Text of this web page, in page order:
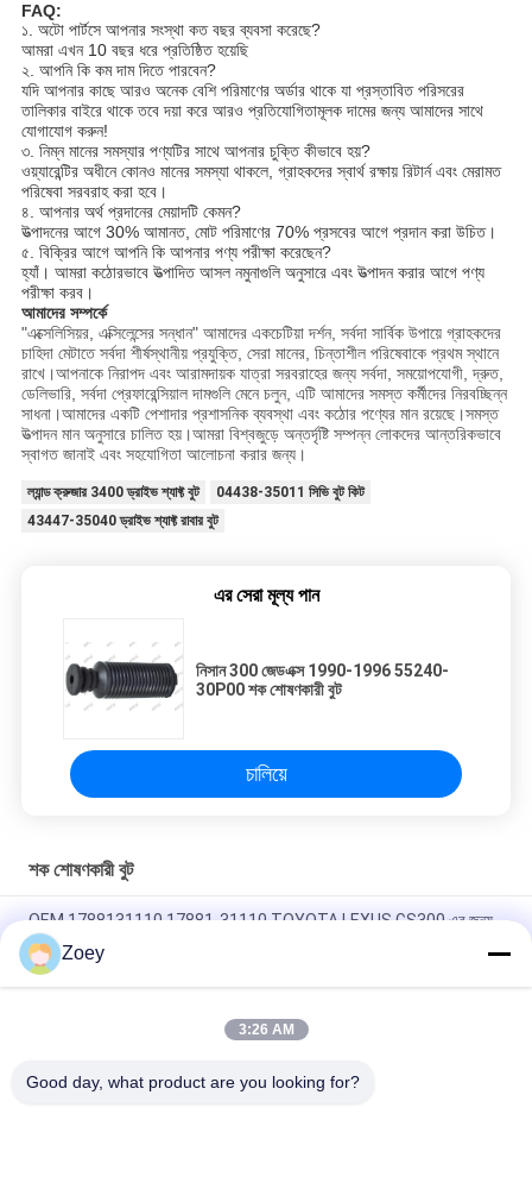
FAQ:
১. অটো পার্টসে আপনার সংস্থা কত বছর ব্যবসা করেছে?
আমরা এখন 10 বছর ধরে প্রতিষ্ঠিত হয়েছি
২. আপনি কি কম দাম দিতে পারবেন?
যদি আপনার কাছে আরও অনেক বেশি পরিমাণের অর্ডার থাকে যা প্রস্তাবিত পরিসরের
তালিকার বাইরে থাকে তবে দয়া করে আরও প্রতিযোগিতামূলক দামের জন্য আমাদের সাথে
যোগাযোগ করুন!
৩. নিম্ন মানের সমস্যার পণ্যটির সাথে আপনার চুক্তি কীভাবে হয়?
ওয়্যারেন্টির অধীনে কোনও মানের সমস্যা থাকলে, গ্রাহকদের স্বার্থ রক্ষায় রিটার্ন এবং মেরামত
পরিষেবা সরবরাহ করা হবে।
৪. আপনার অর্থ প্রদানের মেয়াদটি কেমন?
উত্পাদনের আগে 30% আমানত, মোট পরিমাণের 70% প্রসবের আগে প্রদান করা উচিত।
৫. বিক্রির আগে আপনি কি আপনার পণ্য পরীক্ষা করেছেন?
হ্যাঁ। আমরা কঠোরভাবে উত্পাদিত আসল নমুনাগুলি অনুসারে এবং উত্পাদন করার আগে পণ্য
পরীক্ষা করব।
আমাদের সম্পর্কে
"এক্সেলিসিয়র, এক্সিলেন্সের সন্ধান" আমাদের একচেটিয়া দর্শন, সর্বদা সার্বিক উপায়ে গ্রাহকদের
চাহিদা মেটাতে সর্বদা শীর্ষস্থানীয় প্রযুক্তি, সেরা মানের, চিন্তাশীল পরিষেবাকে প্রথম স্থানে
রাখে।আপনাকে নিরাপদ এবং আরামদায়ক যাত্রা সরবরাহের জন্য সর্বদা, সময়োপযোগী, দ্রুত,
ডেলিভারি, সর্বদা প্রেফারেন্সিয়াল দামগুলি মেনে চলুন, এটি আমাদের সমস্ত কর্মীদের নিরবচ্ছিন্ন
সাধনা।আমাদের একটি পেশাদার প্রশাসনিক ব্যবস্থা এবং কঠোর পণ্যের মান রয়েছে।সমস্ত
উত্পাদন মান অনুসারে চালিত হয়।আমরা বিশ্বজুড়ে অন্তর্দৃষ্টি সম্পন্ন লোকদের আন্তরিকভাবে
স্বাগত জানাই এবং সহযোগিতা আলোচনা করার জন্য।
ল্যান্ড ক্রুজার 3400 ড্রাইভ শ্যাফ্ট বুট
04438-35011 সিভি বুট কিট
43447-35040 ড্রাইভ শ্যাফ্ট রাবার বুট
এর সেরা মূল্য পান
নিসান 300 জেডএক্স 1990-1996 55240-
30P00 শক শোষণকারী বুট
চালিয়ে
শক শোষণকারী বুট
OEM 1788131110 17881-31110 TOYOTA LEXUS GS300 এর জন্য
এয়ার ইনটেক পাইপ টিউব
৪৫৫৩৫-২৮০২০ ৪৫৫৩৫-২৬০৩০ স্টিয়ারিং বুট টয়োটা লিটেস বাসের জন্য ১৯৯২-১৯৯৫
28323-AG000 MN156753 CV জয়েন্ট বুট জন্য MAZDA CX-7 ((ER)
Zoey
3:26 AM
Good day, what product are you looking for?